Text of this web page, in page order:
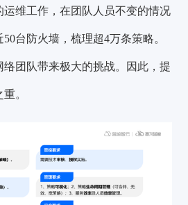
维工作，在团队人员不变的情况
台防火墙，梳理超4万条策略。
团队带来极大的挑战。因此，提
重。